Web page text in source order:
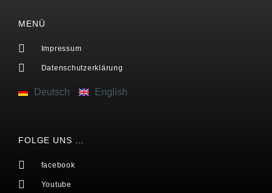
MENÜ
Impressum
Datenschutzerklärung
Deutsch English
FOLGE UNS ...
facebook
Youtube